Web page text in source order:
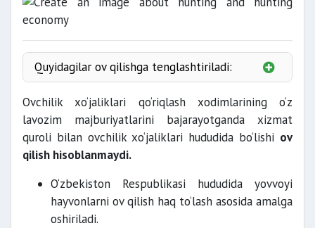
Quyidagilar ov qilishga tenglashtiriladi:
Ovchilik xo‘jaliklari qo‘riqlash xodimlarining o‘z
lavozim majburiyatlarini bajarayotganda xizmat
quroli bilan ovchilik xo‘jaliklari hududida bo‘lishi ov
qilish hisoblanmaydi.
O‘zbekiston Respublikasi hududida yovvoyi
hayvonlarni ov qilish haq to‘lash asosida amalga
oshiriladi.